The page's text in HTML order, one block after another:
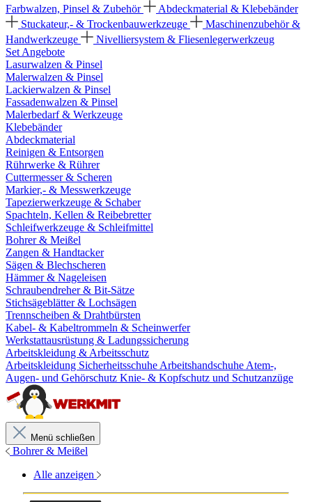
Farbwalzen, Pinsel & Zubehör
Abdeckmaterial & Klebebänder
Stuckateur,- & Trockenbauwerkzeuge
Maschinenzubehör &
Handwerkzeuge
Nivelliersystem & Fliesenlegerwerkzeug
Set Angebote
Lasurwalzen & Pinsel
Malerwalzen & Pinsel
Lackierwalzen & Pinsel
Fassadenwalzen & Pinsel
Malerbedarf & Werkzeuge
Klebebänder
Abdeckmaterial
Reinigen & Entsorgen
Rührwerke & Rührer
Cuttermesser & Scheren
Markier,- & Messwerkzeuge
Tapezierwerkzeuge & Schaber
Spachteln, Kellen & Reibebretter
Schleifwerkzeuge & Schleifmittel
Bohrer & Meißel
Zangen & Handtacker
Sägen & Blechscheren
Hämmer & Nageleisen
Schraubendreher & Bit-Sätze
Stichsägeblätter & Lochsägen
Trennscheiben & Drahtbürsten
Kabel- & Kabeltrommeln & Scheinwerfer
Werkstattausrüstung & Ladungssicherung
Arbeitskleidung & Arbeitsschutz
Arbeitskleidung Sicherheitsschuhe Arbeitshandschuhe Atem-,
Augen- und Gehörschutz Knie- & Kopfschutz und Schutzanzüge
Menü schließen
Bohrer & Meißel
Alle anzeigen